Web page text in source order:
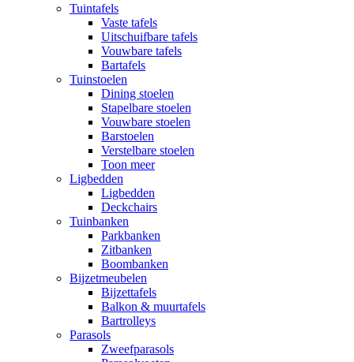
Tuintafels
Vaste tafels
Uitschuifbare tafels
Vouwbare tafels
Bartafels
Tuinstoelen
Dining stoelen
Stapelbare stoelen
Vouwbare stoelen
Barstoelen
Verstelbare stoelen
Toon meer
Ligbedden
Ligbedden
Deckchairs
Tuinbanken
Parkbanken
Zitbanken
Boombanken
Bijzetmeubelen
Bijzettafels
Balkon & muurtafels
Bartrolleys
Parasols
Zweefparasols